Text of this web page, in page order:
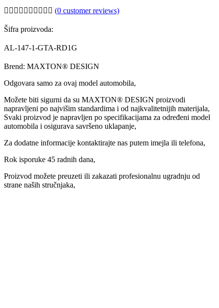
(0 customer reviews)
Šifra proizvoda:
AL-147-1-GTA-RD1G
Brend: MAXTON® DESIGN
Odgovara samo za ovaj model automobila,
Možete biti sigurni da su MAXTON® DESIGN proizvodi
napravljeni po najvišim standardima i od najkvalitetnijih materijala,
Svaki proizvod je napravljen po specifikacijama za određeni model
automobila i osigurava savršeno uklapanje,
Za dodatne informacije kontaktirajte nas putem imejla ili telefona,
Rok isporuke 45 radnih dana,
Proizvod možete preuzeti ili zakazati profesionalnu ugradnju od
strane naših stručnjaka,